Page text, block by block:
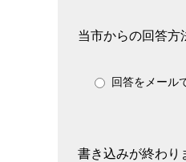
当市からの回答方
回答をメール
書き込みが終わり